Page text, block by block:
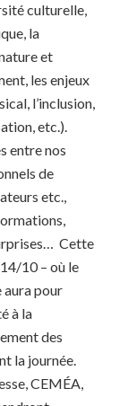
culturelle,
la
et
les enjeux
l’inclusion,
etc.).
entre nos
de
etc.,
Cette
14/10 – où le
aura pour
à la
des
la journée.
CEMÉA,